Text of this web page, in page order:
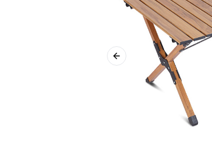
Previous slide